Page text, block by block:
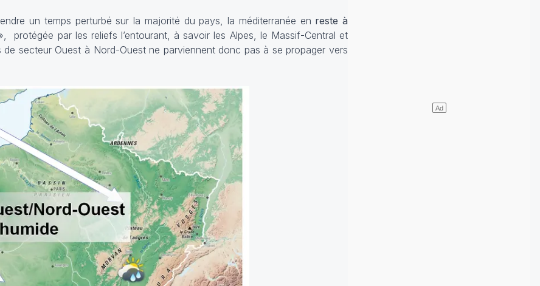
un temps perturbé sur la majorité du pays, la méditerranée en reste à
protégée par les reliefs l’entourant, à savoir les Alpes, le Massif-Central et
de secteur Ouest à Nord-Ouest ne parviennent donc pas à se propager vers